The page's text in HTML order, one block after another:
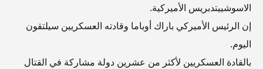
الاسوشييتدبريس الأميركية.
إن الرئيس الأميركي باراك أوباما وقادته العسكريين سيلتقون
اليوم.
بالقادة العسكريين لأكثر من عشرين دولة مشاركة في القتال